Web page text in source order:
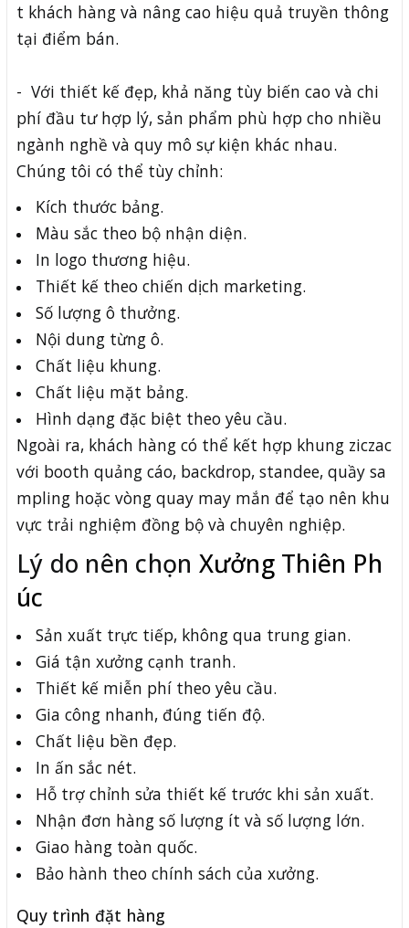
t khách hàng và nâng cao hiệu quả truyền thông
tại điểm bán.
- Với thiết kế đẹp, khả năng tùy biến cao và chi
phí đầu tư hợp lý, sản phẩm phù hợp cho nhiều
ngành nghề và quy mô sự kiện khác nhau.
Chúng tôi có thể tùy chỉnh:
Kích thước bảng.
Màu sắc theo bộ nhận diện.
In logo thương hiệu.
Thiết kế theo chiến dịch marketing.
Số lượng ô thưởng.
Nội dung từng ô.
Chất liệu khung.
Chất liệu mặt bảng.
Hình dạng đặc biệt theo yêu cầu.
Ngoài ra, khách hàng có thể kết hợp khung ziczac
với booth quảng cáo, backdrop, standee, quầy sa
mpling hoặc vòng quay may mắn để tạo nên khu
vực trải nghiệm đồng bộ và chuyên nghiệp.
Lý do nên chọn Xưởng Thiên Ph
úc
Sản xuất trực tiếp, không qua trung gian.
Giá tận xưởng cạnh tranh.
Thiết kế miễn phí theo yêu cầu.
Gia công nhanh, đúng tiến độ.
Chất liệu bền đẹp.
In ấn sắc nét.
Hỗ trợ chỉnh sửa thiết kế trước khi sản xuất.
Nhận đơn hàng số lượng ít và số lượng lớn.
Giao hàng toàn quốc.
Bảo hành theo chính sách của xưởng.
Quy trình đặt hàng